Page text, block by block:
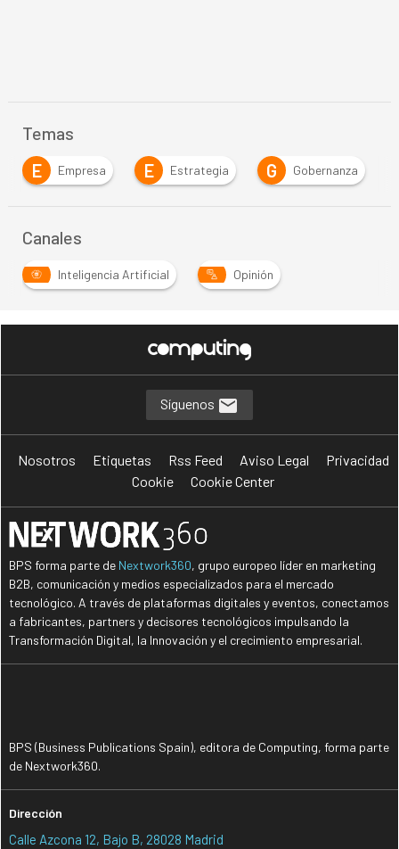
Temas
E
Estrategia G Gobernanza Inteligencia
Canales
Inteligencia Artificial Opinión
Síguenos
Nosotros Etiquetas Rss Feed Aviso Legal
Privacidad
Cookie
Cookie Center
BPS forma parte de Nextwork360, grupo europeo líder en marketing
B2B, comunicación y medios especializados para el mercado
tecnológico. A través de plataformas digitales y eventos, conectamos
a fabricantes, partners y decisores tecnológicos impulsando la
Transformación Digital, la Innovación y el crecimiento empresarial.
BPS (Business Publications Spain), editora de Computing, forma parte
de Nextwork360.
Dirección
Calle Azcona 12, Bajo B, 28028 Madrid